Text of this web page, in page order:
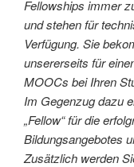
Fellowships immer
und stehen für
Verfügung. Sie
unsererseits für
MOOCs bei Ihren
Im Gegenzug dazu
„Fellow“ für die
Bildungsangebotes
Zusätzlich werden